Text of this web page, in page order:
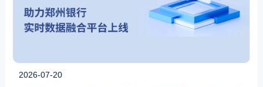
2026-07-20